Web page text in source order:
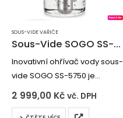
SOUS-VIDE VAŘIČE
Sous-Vide SOGO SS-5750
Inovativní ohřívač vody sous-
vide SOGO SS-5750 je
produkt, díky němuž si vaše
potraviny při vaření zachovají
2 999,00 Kč vč. DPH